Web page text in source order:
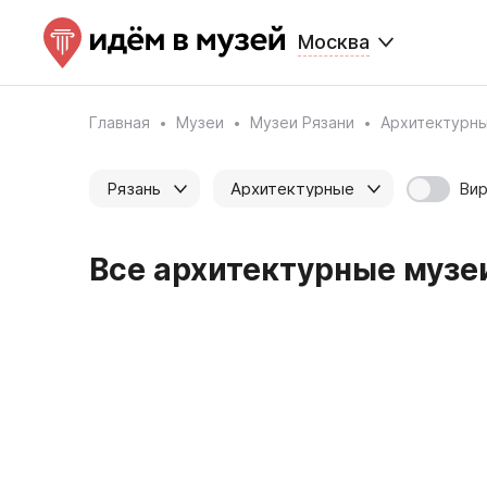
Москва
Главная Музеи Музеи Рязани
Рязань Архитектурные
Все архитектурные